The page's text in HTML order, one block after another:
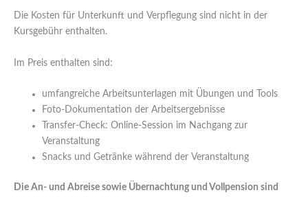
Die Kosten für Unterkunft und Verpflegung sind nicht in der
Kursgebühr enthalten.
Im Preis enthalten sind:
umfangreiche Arbeitsunterlagen mit Übungen und Tools
Foto-Dokumentation der Arbeitsergebnisse
Transfer-Check: Online-Session im Nachgang zur
Veranstaltung
Snacks und Getränke während der Veranstaltung
Die An- und Abreise sowie Übernachtung und Vollpension sind